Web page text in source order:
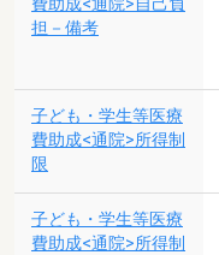
担－備考
子ども・学生等医療
費助成<通院>所得制
限
子ども・学生等医療
費助成<通院>所得制